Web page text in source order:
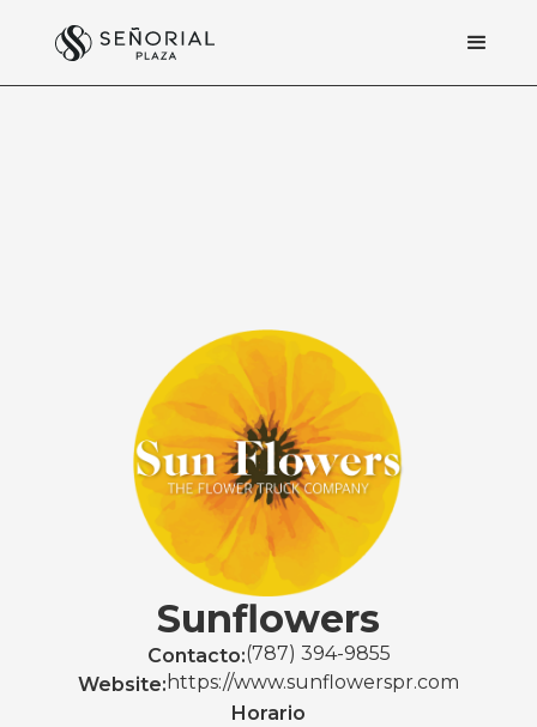
Sunflowers
Contacto:(787) 394-9855
Website: https://www.sunflowerspr.com
Horario